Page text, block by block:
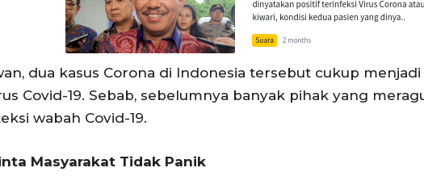
dua kasus Corona di Indonesia tersebut cukup
Covid-19. Sebab, sebelumnya banyak pihak yang
wabah Covid-19.
Masyarakat Tidak Panik